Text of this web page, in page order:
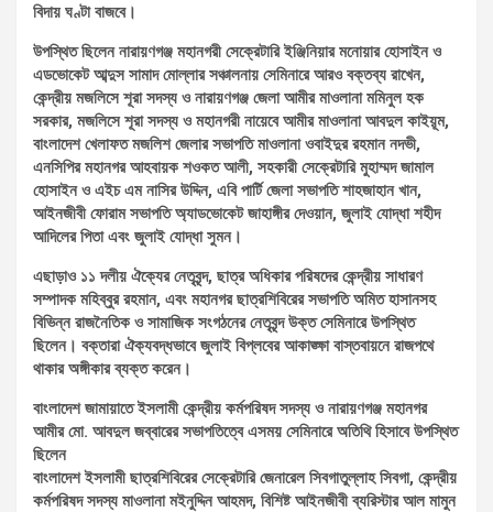
বিদায় ঘণ্টা বাজবে।
উপস্থিত ছিলেন নারায়ণগঞ্জ মহানগরী সেক্রেটারি ইঞ্জিনিয়ার মনোয়ার হোসাইন ও
এডভোকেট আব্দুস সামাদ মোল্লার সঞ্চালনায় সেমিনারে আরও বক্তব্য রাখেন,
কেন্দ্রীয় মজলিসে শূরা সদস্য ও নারায়ণগঞ্জ জেলা আমীর মাওলানা মমিনুল হক
সরকার, মজলিসে শূরা সদস্য ও মহানগরী নায়েবে আমীর মাওলানা আবদুল কাইয়ূম,
বাংলাদেশ খেলাফত মজলিশ জেলার সভাপতি মাওলানা ওবাইদুর রহমান নদভী,
এনসিপির মহানগর আহবায়ক শওকত আলী, সহকারী সেক্রেটারি মুহাম্মদ জামাল
হোসাইন ও এইচ এম নাসির উদ্দিন, এবি পার্টি জেলা সভাপতি শাহজাহান খান,
আইনজীবী ফোরাম সভাপতি অ্যাডভোকেট জাহাঙ্গীর দেওয়ান, জুলাই যোদ্ধা শহীদ
আদিলের পিতা এবং জুলাই যোদ্ধা সুমন।
এছাড়াও ১১ দলীয় ঐক্যের নেতৃবৃন্দ, ছাত্র অধিকার পরিষদের কেন্দ্রীয় সাধারণ
সম্পাদক মহিব্বুর রহমান, এবং মহানগর ছাত্রশিবিরের সভাপতি অমিত হাসানসহ
বিভিন্ন রাজনৈতিক ও সামাজিক সংগঠনের নেতৃবৃন্দ উক্ত সেমিনারে উপস্থিত
ছিলেন। বক্তারা ঐক্যবদ্ধভাবে জুলাই বিপ্লবের আকাঙ্ক্ষা বাস্তবায়নে রাজপথে
থাকার অঙ্গীকার ব্যক্ত করেন।
বাংলাদেশ জামায়াতে ইসলামী কেন্দ্রীয় কর্মপরিষদ সদস্য ও নারায়ণগঞ্জ মহানগর
আমীর মো. আবদুল জব্বারের সভাপতিত্বে এসময় সেমিনারে অতিথি হিসাবে উপস্থিত
ছিলেন
‎বাংলাদেশ ইসলামী ছাত্রশিবিরের সেক্রেটারি জেনারেল সিবগাতুল্লাহ সিবগা, কেন্দ্রীয়
কর্মপরিষদ সদস্য মাওলানা মইনুদ্দিন আহমদ, বিশিষ্ট আইনজীবী ব্যরিস্টার আল মামুন